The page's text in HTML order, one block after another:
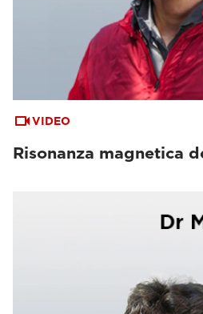
VIDEO
Risonanza magnetica